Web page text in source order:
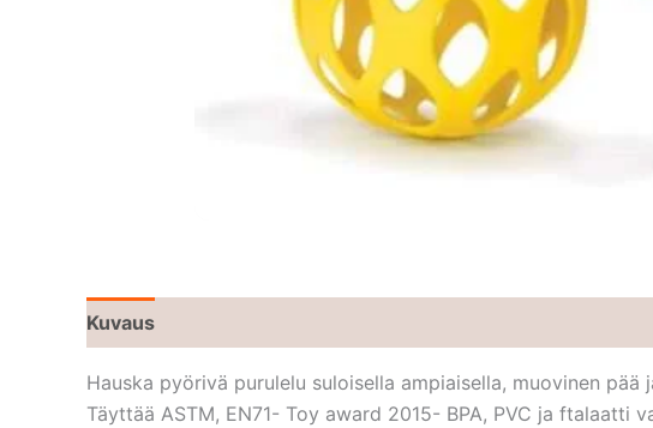
Kuvaus
Hauska pyörivä purulelu suloisella ampiaisella, muovinen
Täyttää ASTM, EN71- Toy award 2015- BPA, PVC ja ftalaatti